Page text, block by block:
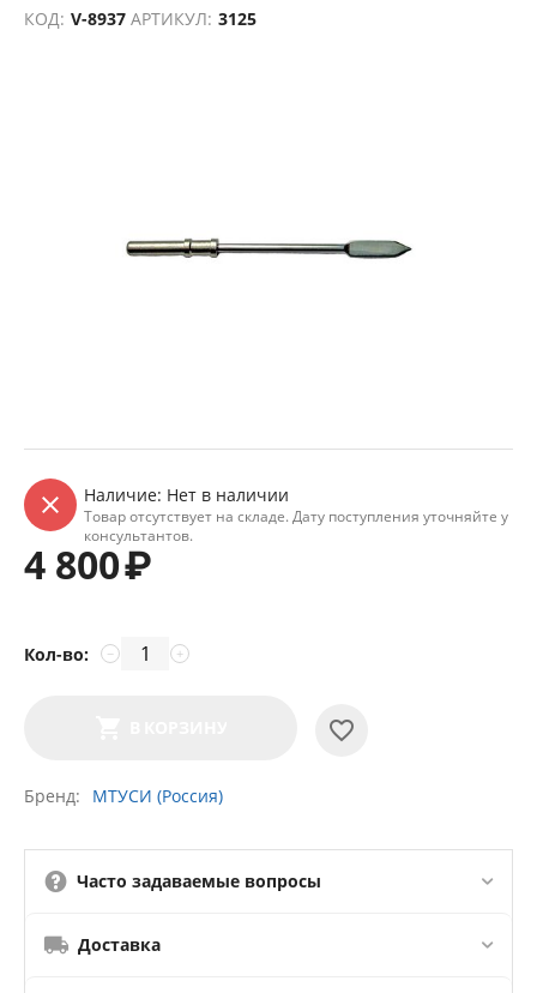
Аксессуары для электрокоагуляторов
КОД: V-8937 АРТИКУЛ: 3125
Наличие: Нет в наличии
Товар отсутствует на складе. Дату поступления уточняйте у
консультантов.
4 800₽
Кол-во: +
−
Бренд МТУСИ (Россия)
Часто задаваемые вопросы
Доставка